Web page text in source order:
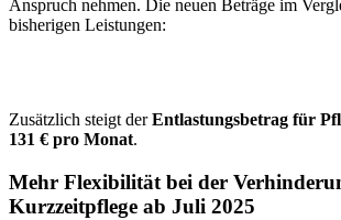
Anspruch nehmen. Die neuen Beträge im
bisherigen Leistungen:
Zusätzlich steigt derEntlastungsbetrag für
131 € pro Monat.
Mehr Flexibilität bei der
Kurzzeitpflege ab Juli 2025